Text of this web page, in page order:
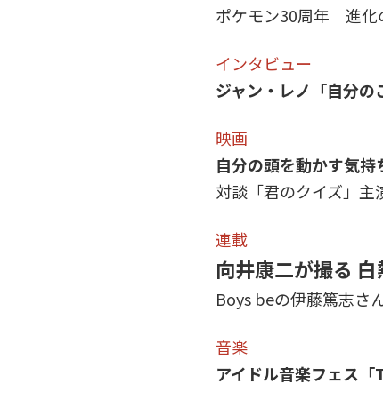
ポケモン30周年 進化
インタビュー
ジャン・レノ「自分の
映画
自分の頭を動かす気持
対談「君のクイズ」
連載
向井康二が撮る
Boys beの伊藤篤志さ
音楽
アイドル音楽フェス